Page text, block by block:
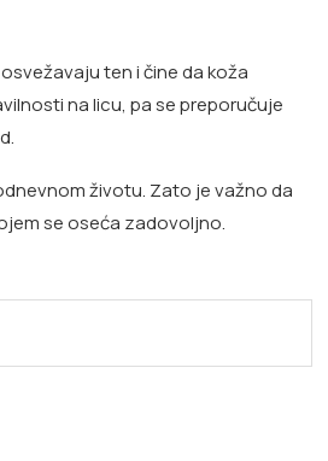
ten i čine da koža
na licu, pa se preporučuje
životu. Zato je važno da
se oseća zadovoljno.